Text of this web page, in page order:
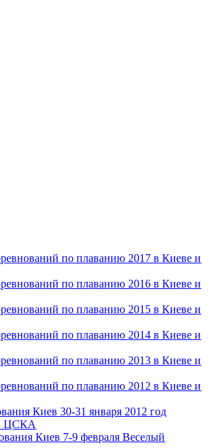
по плаванию 2017 в Киеве и
по плаванию 2016 в Киеве и
по плаванию 2015 в Киеве и
по плаванию 2014 в Киеве и
по плаванию 2013 в Киеве и
по плаванию 2012 в Киеве и
Киев 30-31 января 2012 год
ЦСКА
Киев 7-9 февраля Веселый